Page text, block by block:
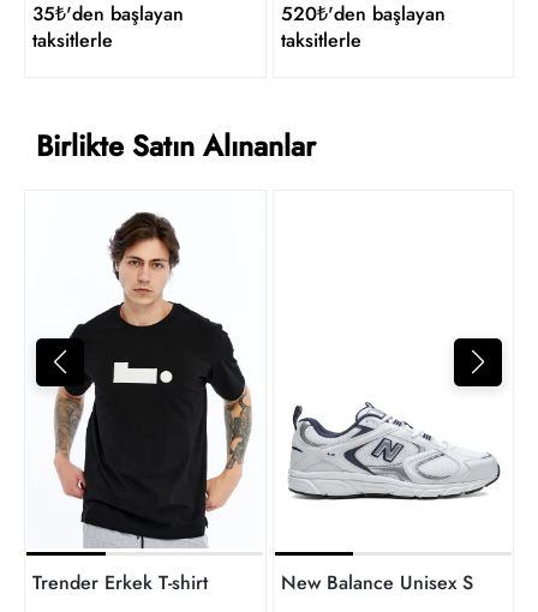
35₺'den başlayan
taksitlerle
520₺'den başlayan
taksitlerle
Birlikte Satın Alınanlar
Trender Erkek T-shirt New Balance Unisex Sneaker